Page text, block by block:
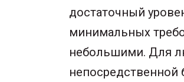
достаточный
минимальных
небольшими. Для